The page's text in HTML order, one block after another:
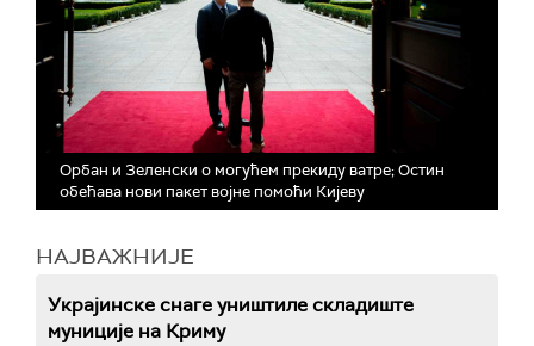
Орбан и Зеленски о могућем прекиду ватре; Остин
обећава нови пакет војне помоћи Кијеву
НАЈВАЖНИЈЕ
Украјинске снаге уништиле складиште
муниције на Криму